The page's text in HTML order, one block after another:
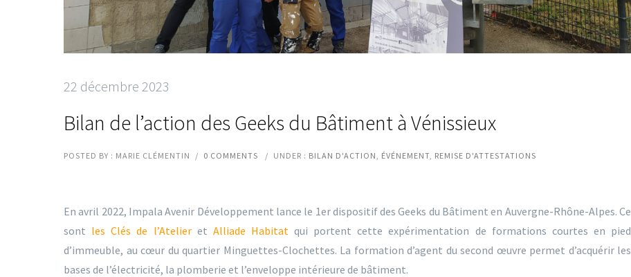
22 décembre 2023
Bilan de l’action des Geeks du Bâtiment à Vénissieux
POSTED BY : MARIE CLÉMENTIN / 0 COMMENTS / UNDER : BILAN D'ACTION ÉVÉNEMENT REMISE D'ATTESTATIONS
En avril 2022, Impala Avenir Développement lance le 1er dispositif des Geeks du Bâtiment en Auvergne-Rhône-Alpes. Ce
sont les Clés de l’Atelieret Alliade Habitat qui portent cette expérimentation de formations courtes en pied
d’immeuble, au cœur du quartier Minguettes-Clochettes. La formation d’agent du second œuvre permet d’acquérir les
bases de l’électricité, la plomberie et l’enveloppe intérieure de bâtiment.